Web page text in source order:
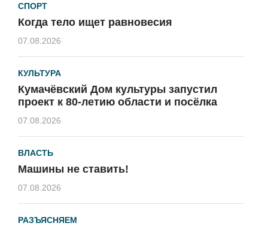
СПОРТ
Когда тело ищет равновесия
07.08.2026
КУЛЬТУРА
Кумачёвский Дом культуры запустил
проект к 80-летию области и посёлка
07.08.2026
ВЛАСТЬ
Машины не ставить!
07.08.2026
РАЗЪЯСНЯЕМ